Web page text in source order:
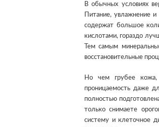
В обычных условиях
Питание, увлажнение
содержат большое
кислотами, гораздо
Тем самым
восстановительные
Но чем грубее кожа,
проницаемость даже
полностью
только снимаете
систему и клеточное